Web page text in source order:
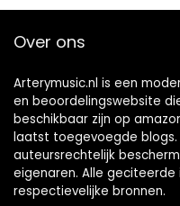
Over ons
Arterymusic.nl is een
en beoordelingswebsite
beschikbaar zijn op
laatst toegevoegde blogs.
auteursrechtelijk
eigenaren. Alle geciteerde
respectievelijke bronnen.